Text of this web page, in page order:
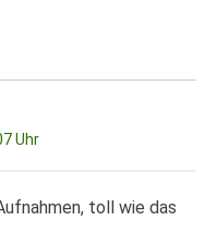
Uhr
toll wie das